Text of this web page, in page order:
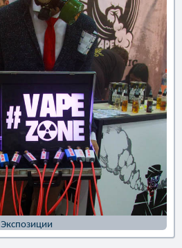
Экспозиции